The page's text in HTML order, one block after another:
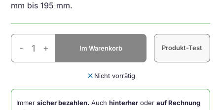
mm bis 195 mm.
HandshoeMouse
BRT
LC
- + Im Warenkorb Produkt-Test
close Nicht vorrätig
Immersicher bezahlen. Auchhinterher oderauf Rechnung